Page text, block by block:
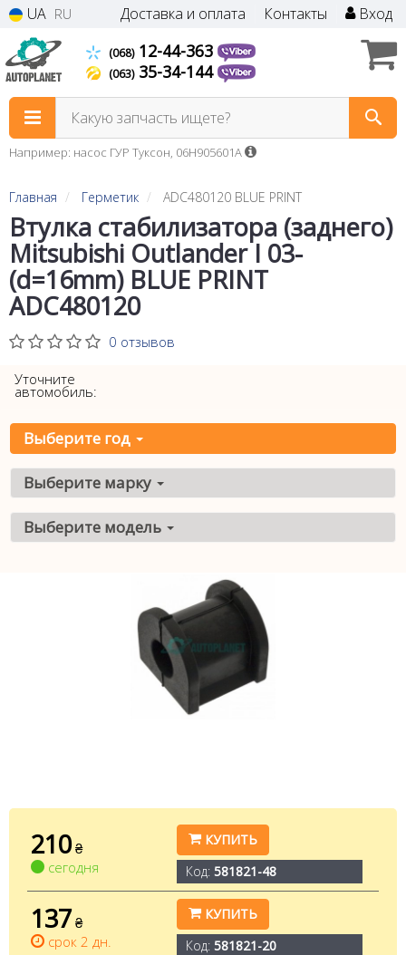
UA RU Доставка и оплата Контакты Вход
(068)12-44-363
(063)35-34-144
Какую запчасть ищете?
Например: насос ГУР Туксон, 06H905601A
Главная Герметик ADC480120 BLUE PRINT
Втулка стабилизатора (заднего)
Mitsubishi Outlander I 03-
(d=16mm) BLUE PRINT
ADC480120
0 отзывов
Уточните
автомобиль:
Выберите год
Выберите марку
Выберите модель
210 ₴
сегодня
КУПИТЬ
Код: 581821-48
137 ₴
срок 2 дн.
КУПИТЬ
Код: 581821-20